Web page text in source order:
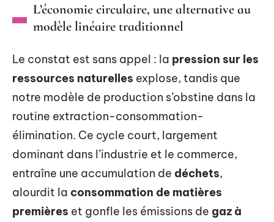
L’économie circulaire, une alternative au
modèle linéaire traditionnel
Le constat est sans appel : la pression sur les
ressources naturelles explose, tandis que
notre modèle de production s’obstine dans la
routine extraction-consommation-
élimination. Ce cycle court, largement
dominant dans l’industrie et le commerce,
entraîne une accumulation de déchets,
alourdit la consommation de matières
premières et gonfle les émissions de gaz à